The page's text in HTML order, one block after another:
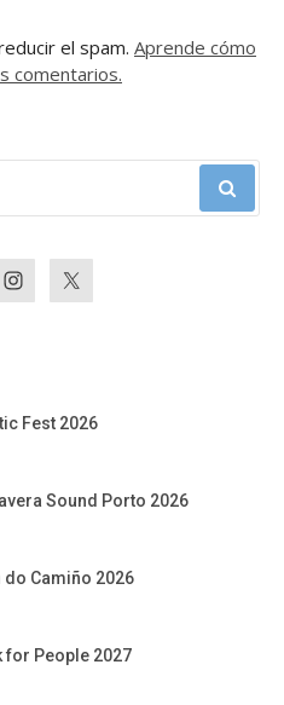
el spam. Aprende cómo
comentarios.
Fest 2026
Sound Porto 2026
do Camiño 2026
for People 2027